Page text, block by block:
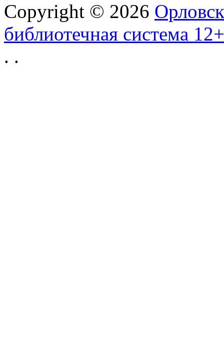
Copyright © 2026
библиотечная система 12+
. .